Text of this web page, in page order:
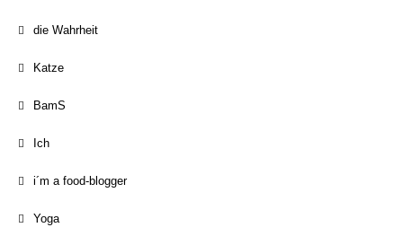
die Wahrheit
Katze
BamS
Ich
i´m a food-blogger
Yoga